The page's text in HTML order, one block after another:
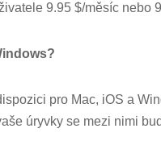
9.95 $/měsíc nebo
pro Mac, iOS a
úryvky se mezi nimi